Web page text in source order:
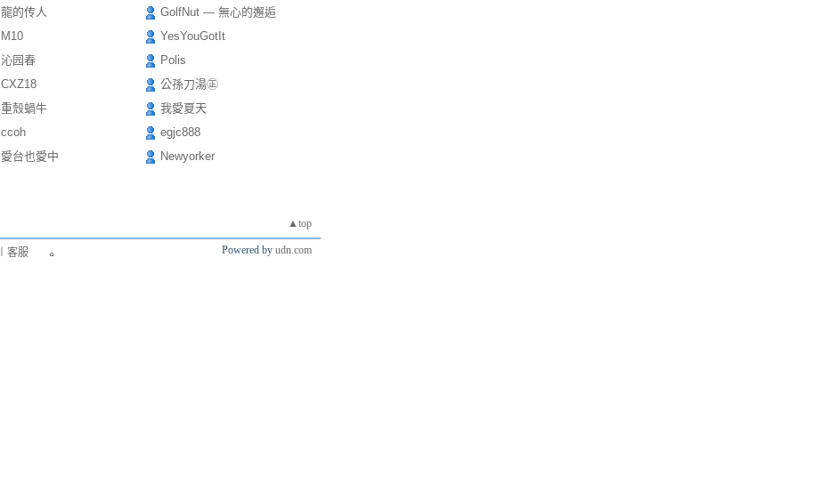
龍的传人
GolfNut — 無心的邂逅
M10
YesYouGotIt
沁园春
Polis
CXZ18
公孫刀湯㊣
重殼蝸牛
我愛夏天
ccoh
egjc888
愛台也愛中
Newyorker
▲top
客服 Powered by udn.com